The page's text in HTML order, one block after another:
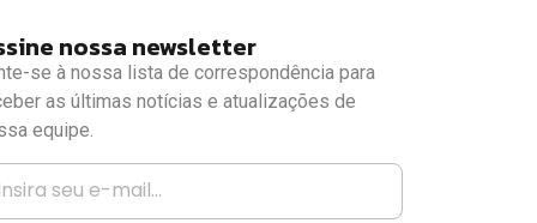
nossa newsletter
se à nossa lista de correspondência para
as últimas notícias e atualizações de
equipe.